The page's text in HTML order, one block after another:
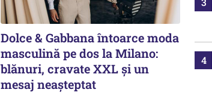
Dolce & Gabbana întoarce moda
masculină pe dos la Milano:
blănuri, cravate XXL și un
mesaj neașteptat